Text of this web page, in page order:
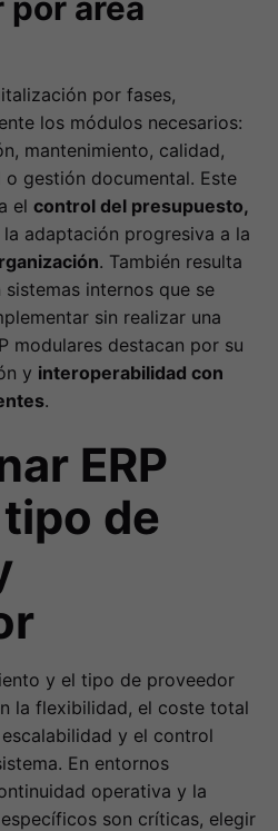
por área
por fases,
los módulos necesarios:
mantenimiento, calidad,
gestión documental. Este
el control del presupuesto,
la adaptación progresiva a la
. También resulta
internos que se
sin realizar una
modulares destacan por su
y interoperabilidad con
.
ERP
de
y el tipo de proveedor
la flexibilidad, el coste total
y el control
En entornos
operativa y la
son críticas, elegir